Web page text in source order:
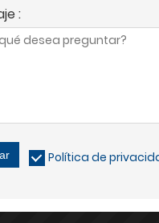
:
Política de